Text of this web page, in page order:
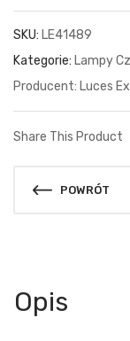
SKU: LE41489
Kategorie: Lampy
Luces
Share This Product
POWRÓT
Opis